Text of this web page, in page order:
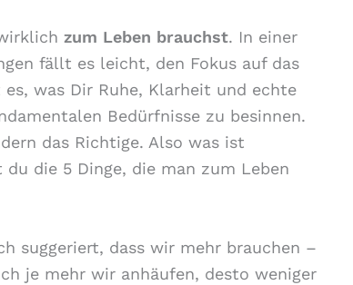
zum Leben brauchst. In einer
fällt es leicht, den Fokus auf das
was Dir Ruhe, Klarheit und echte
Bedürfnisse zu besinnen.
das Richtige. Also was ist
die 5 Dinge, die man zum Leben
suggeriert, dass wir mehr brauchen –
je mehr wir anhäufen, desto weniger